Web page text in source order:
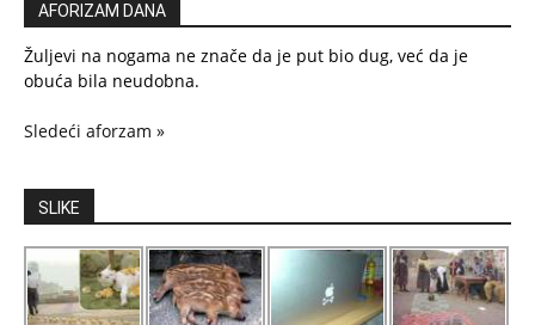
AFORIZAM DANA
Žuljevi na nogama ne znače da je put bio dug, već da je
obuća bila neudobna.
Sledeći aforzam »
SLIKE